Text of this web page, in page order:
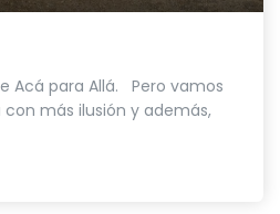
Acá para Allá. Pero vamos
más ilusión y además,